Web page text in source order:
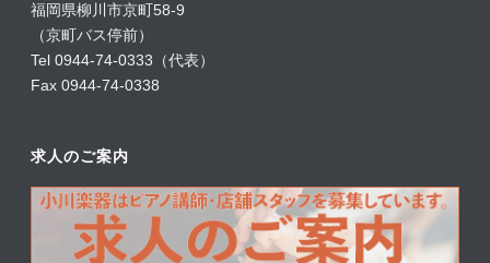
福岡県柳川市京町58-9
（京町バス停前）
Tel 0944-74-0333（代表）
Fax 0944-74-0338
求人のご案内